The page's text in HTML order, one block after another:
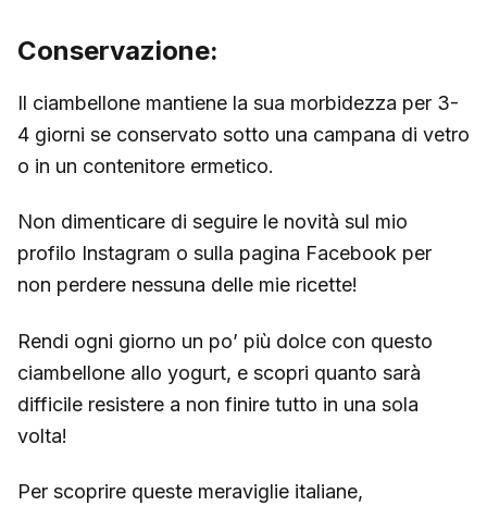
Conservazione:
Il ciambellone mantiene la sua morbidezza per 3-
4 giorni se conservato sotto una campana di vetro
o in un contenitore ermetico.
Non dimenticare di seguire le novità sul mio
profilo Instagram o sulla pagina Facebook per
non perdere nessuna delle mie ricette!
Rendi ogni giorno un po’ più dolce con questo
ciambellone allo yogurt, e scopri quanto sarà
difficile resistere a non finire tutto in una sola
volta!
Per scoprire queste meraviglie italiane,